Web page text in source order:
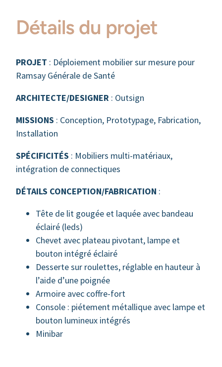
Détails du projet
PROJET : Déploiement mobilier sur mesure pour
Ramsay Générale de Santé
ARCHITECTE/DESIGNER : Outsign
MISSIONS : Conception, Prototypage, Fabrication,
Installation
SPÉCIFICITÉS : Mobiliers multi-matériaux,
intégration de connectiques
DÉTAILS CONCEPTION/FABRICATION :
Tête de lit gougée et laquée avec bandeau
éclairé (leds)
Chevet avec plateau pivotant, lampe et
bouton intégré éclairé
Desserte sur roulettes, réglable en hauteur à
l’aide d’une poignée
Armoire avec coffre-fort
Console : piétement métallique avec lampe et
bouton lumineux intégrés
Minibar